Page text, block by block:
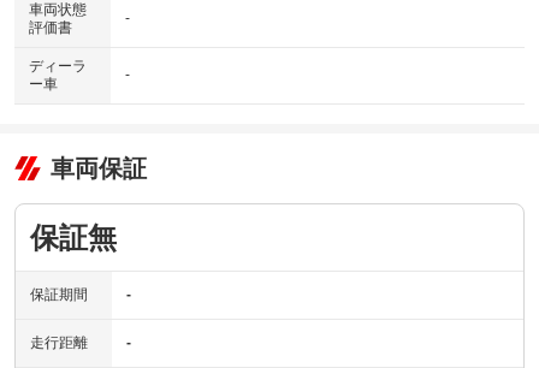
車両状態
評価書
-
ディーラ
ー車
-
車両保証
保証無
保証期間 -
走行距離 -